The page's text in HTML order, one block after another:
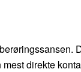
direkte